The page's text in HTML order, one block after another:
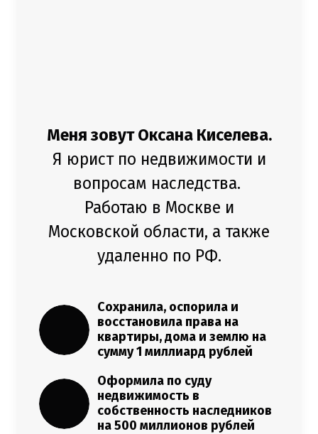
Меня зовут Оксана Киселева.
Я юрист по недвижимости и
вопросам наследства.
Работаю в Москве и
Московской области, а также
удаленно по РФ.
Сохранила, оспорила и
восстановила права на
квартиры, дома и землю на
сумму 1 миллиард рублей
Оформила по суду
недвижимость в
собственность наследников
на 500 миллионов рублей